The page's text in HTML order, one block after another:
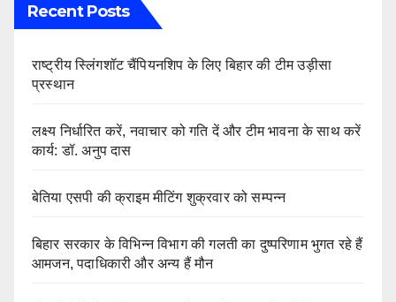
Recent Posts
राष्ट्रीय स्लिंगशॉट चैंपियनशिप के लिए बिहार की टीम उड़ीसा
प्रस्थान
लक्ष्य निर्धारित करें, नवाचार को गति दें और टीम भावना के साथ करें
कार्य: डॉ. अनुप दास
बेतिया एसपी की क्राइम मीटिंग शुक्रवार को सम्पन्न
बिहार सरकार के विभिन्न विभाग की गलती का दुष्परिणाम भुगत रहे हैं
आमजन, पदाधिकारी और अन्य हैं मौन